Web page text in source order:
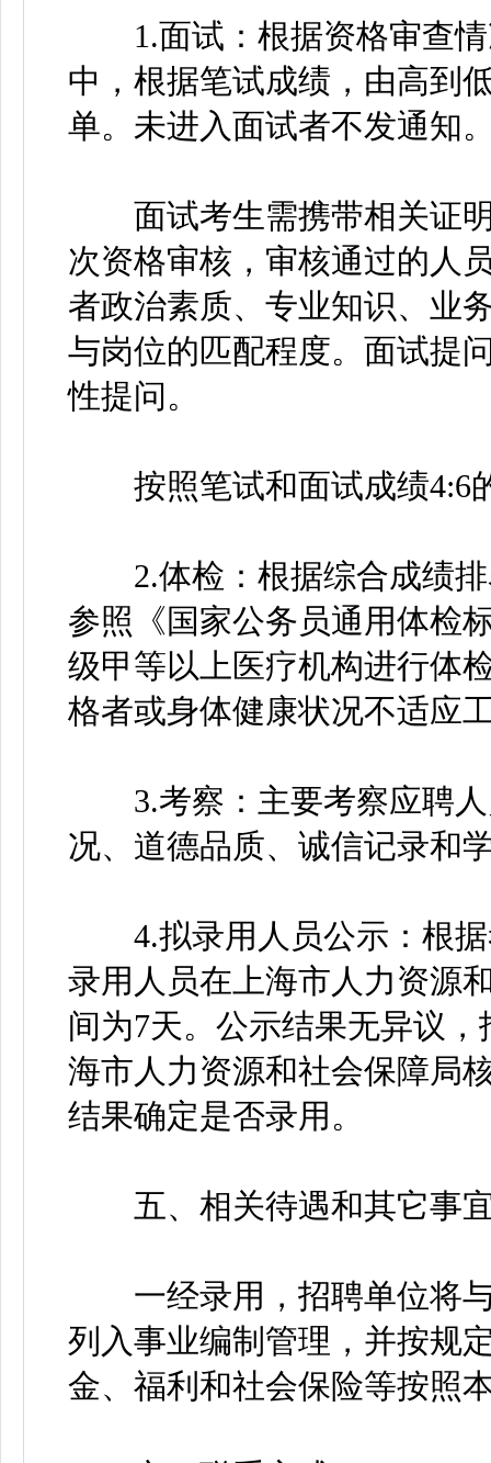
1.面试：根据资格审查情
中，根据笔试成绩，由高到
单。未进入面试者不发通知
面试考生需携带相关证明
次资格审核，审核通过的人
者政治素质、专业知识、业
与岗位的匹配程度。面试提
性提问。
按照笔试和面试成绩4:6
2.体检：根据综合成绩排
参照《国家公务员通用体检
级甲等以上医疗机构进行体
格者或身体健康状况不适应
3.考察：主要考察应聘人
况、道德品质、诚信记录和
4.拟录用人员公示：根据
录用人员在上海市人力资源
间为7天。公示结果无异议
海市人力资源和社会保障局
结果确定是否录用。
五、相关待遇和其它事
一经录用，招聘单位将与
列入事业编制管理，并按规
金、福利和社会保险等按照